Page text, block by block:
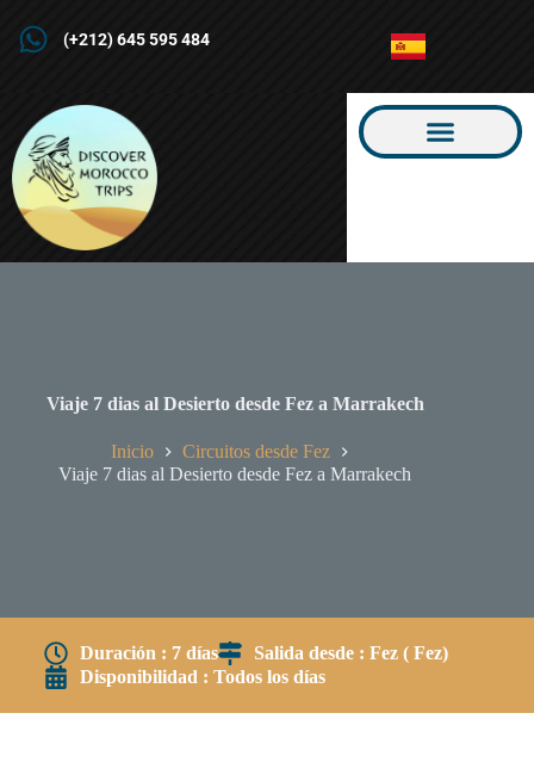
(+212) 645 595 484
Viaje 7 dias al Desierto desde Fez a Marrakech
Inicio
Circuitos desde Fez
Viaje 7 dias al Desierto desde Fez a Marrakech
Duración : 7 días
Salida desde : Fez ( Fez)
Disponibilidad : Todos los días